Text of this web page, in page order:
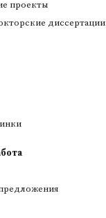
проекты
диссертации